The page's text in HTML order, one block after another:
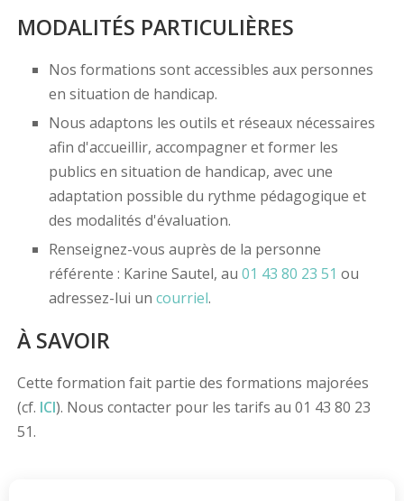
MODALITÉS PARTICULIÈRES
Nos formations sont accessibles aux personnes
en situation de handicap.
Nous adaptons les outils et réseaux nécessaires
afin d'accueillir, accompagner et former les
publics en situation de handicap, avec une
adaptation possible du rythme pédagogique et
des modalités d'évaluation.
Renseignez-vous auprès de la personne
référente : Karine Sautel, au 01 43 80 23 51 ou
adressez-lui un courriel.
À SAVOIR
Cette formation fait partie des formations majorées
(cf. ICI). Nous contacter pour les tarifs au 01 43 80 23
51.